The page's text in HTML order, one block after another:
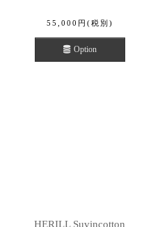
55,000 円 (税別)
Option
HERILL Suvincotton